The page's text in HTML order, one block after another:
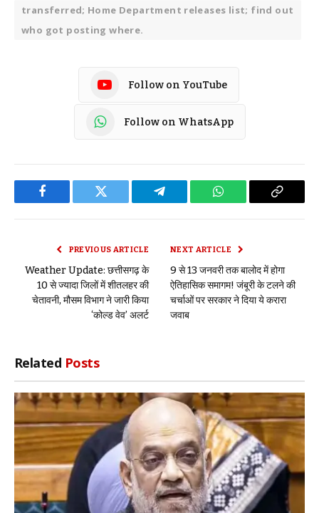
transferred; Home Department releases list; find out
who got posting where.
Follow on YouTube
Follow on WhatsApp
Facebook Twitter Telegram WhatsApp Copy
PREVIOUS ARTICLE
Weather Update: छत्तीसगढ़ के
10 से ज्यादा जिलों में शीतलहर की
चेतावनी, मौसम विभाग ने जारी किया
‘कोल्ड वेव’ अलर्ट
NEXT ARTICLE
9 से 13 जनवरी तक बालोद में होगा
ऐतिहासिक समागम! जंबूरी के टलने की
चर्चाओं पर सरकार ने दिया ये करारा
जवाब
Related Posts